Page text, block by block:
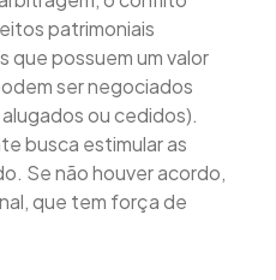
patrimoniais
que possuem um valor
ser negociados
ou cedidos).
busca estimular as
Se não houver acordo,
que tem força de